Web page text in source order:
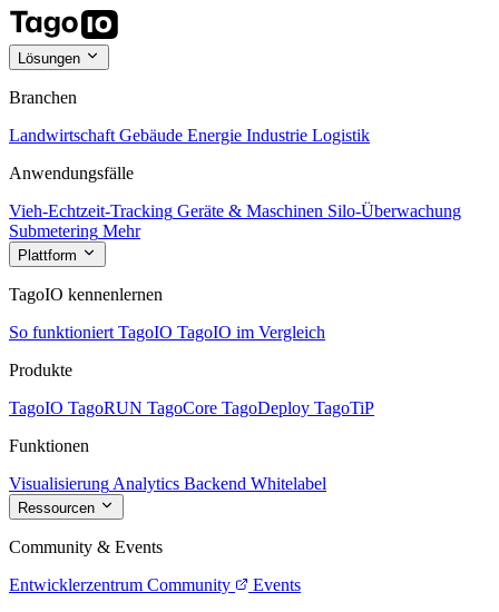
Lösungen
Branchen
Landwirtschaft Gebäude Energie Industrie Logistik
Anwendungsfälle
Vieh-Echtzeit-Tracking Geräte & Maschinen Silo-Überwachung
Submetering Mehr
Plattform
TagoIO kennenlernen
So funktioniert TagoIO TagoIO im Vergleich
Produkte
TagoIO TagoRUN TagoCore TagoDeploy TagoTiP
Funktionen
Visualisierung Analytics Backend Whitelabel
Ressourcen
Community & Events
Entwicklerzentrum Community
Events